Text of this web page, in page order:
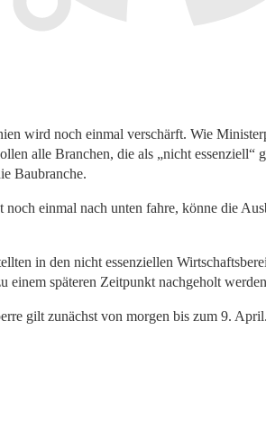
wird noch einmal verschärft. Wie
alle Branchen, die als „nicht essenziell“
Baubranche.
einmal nach unten fahre, könne die
in den nicht essenziellen
einem späteren Zeitpunkt nachgeholt
gilt zunächst von morgen bis zum 9. April.